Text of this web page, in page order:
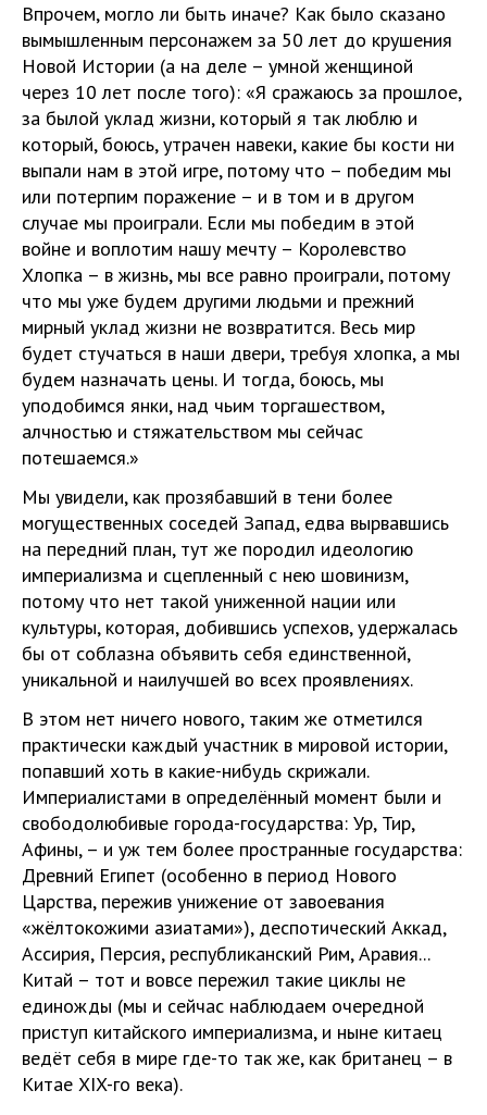
Впрочем, могло ли быть иначе? Как было сказано
вымышленным персонажем за 50 лет до крушения
Новой Истории (а на деле – умной женщиной
через 10 лет после того): «Я сражаюсь за прошлое,
за былой уклад жизни, который я так люблю и
который, боюсь, утрачен навеки, какие бы кости ни
выпали нам в этой игре, потому что – победим мы
или потерпим поражение – и в том и в другом
случае мы проиграли. Если мы победим в этой
войне и воплотим нашу мечту – Королевство
Хлопка – в жизнь, мы все равно проиграли, потому
что мы уже будем другими людьми и прежний
мирный уклад жизни не возвратится. Весь мир
будет стучаться в наши двери, требуя хлопка, а мы
будем назначать цены. И тогда, боюсь, мы
уподобимся янки, над чьим торгашеством,
алчностью и стяжательством мы сейчас
потешаемся.»
Мы увидели, как прозябавший в тени более
могущественных соседей Запад, едва вырвавшись
на передний план, тут же породил идеологию
империализма и сцепленный с нею шовинизм,
потому что нет такой униженной нации или
культуры, которая, добившись успехов, удержалась
бы от соблазна объявить себя единственной,
уникальной и наилучшей во всех проявлениях.
В этом нет ничего нового, таким же отметился
практически каждый участник в мировой истории,
попавший хоть в какие-нибудь скрижали.
Империалистами в определённый момент были и
свободолюбивые города-государства: Ур, Тир,
Афины, – и уж тем более пространные государства:
Древний Египет (особенно в период Нового
Царства, пережив унижение от завоевания
«жёлтокожими азиатами»), деспотический Аккад,
Ассирия, Персия, республиканский Рим, Аравия...
Китай – тот и вовсе пережил такие циклы не
единожды (мы и сейчас наблюдаем очередной
приступ китайского империализма, и ныне китаец
ведёт себя в мире где-то так же, как британец – в
Китае XIX-го века).